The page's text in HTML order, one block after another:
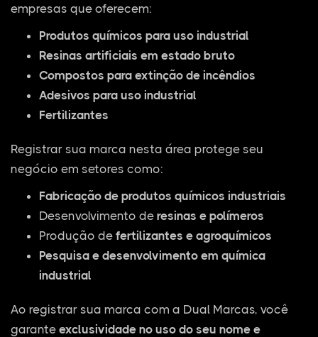
empresas que oferecem:
Produtos químicos para uso industrial
Resinas artificiais em estado bruto
Compostos para extinção de incêndios
Adesivos para uso industrial
Fertilizantes
Registrar sua marca nesta área protege seu
negócio em setores como:
Fabricação de produtos químicos industriais
Desenvolvimento de resinas e polímeros
Produção de fertilizantes e agroquímicos
Pesquisa e desenvolvimento em química
industrial
Ao registrar sua marca com a Dual Marcas, você
garante exclusividade no uso do seu nome e